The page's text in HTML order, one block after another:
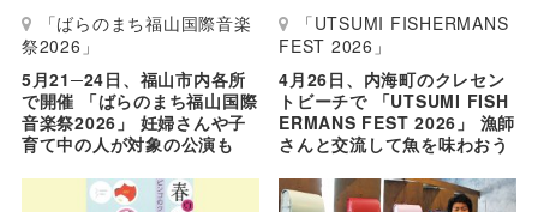
「ばらのまち福山国際音楽
祭2026」
5月21─24日、福山市内各所
で開催 「ばらのまち福山国際
音楽祭2026」 妊婦さんや子
育て中の人が対象の公演も
「UTSUMI FISHERMANS
FEST 2026」
4月26日、内海町のクレセン
トビーチで 「UTSUMI FISH
ERMANS FEST 2026」 漁師
さんと交流して魚を味わおう